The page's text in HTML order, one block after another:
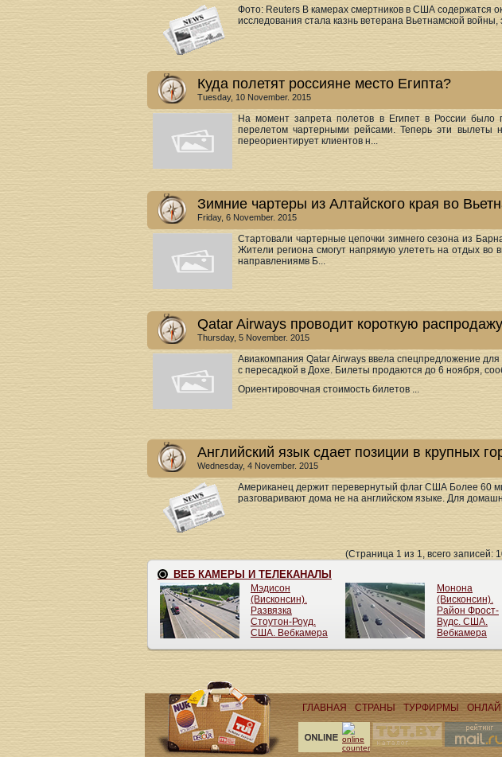
Фото: Reuters В камерах смертников в США содержатся
исследования стала казнь ветерана Вьетнамской
Куда полетят россияне место Египта?
Tuesday, 10 November. 2015
На момент запрета полетов в Египет в России было
перелетом чартерными рейсами. Теперь эти вылеты
переориентирует клиентов н...
Зимние чартеры из Алтайского края во
Friday, 6 November. 2015
Стартовали чартерные цепочки зимнего сезона из
Жители региона смогут напрямую улететь на отдых во
направлениямв Б...
Qatar Airways проводит короткую
Thursday, 5 November. 2015
Авиакомпания Qatar Airways ввела спецпредложение
с пересадкой в Дохе. Билеты продаются до 6 ноября,
Ориентировочная стоимость билетов ...
Английский язык сдает позиции в крупных
Wednesday, 4 November. 2015
Американец держит перевернутый флаг США Более 60
разговаривают дома не на английском языке. Для
(Страница 1 из 1, всего записей:
ГЛАВНАЯ СТРАНЫ ТУРФИРМЫ